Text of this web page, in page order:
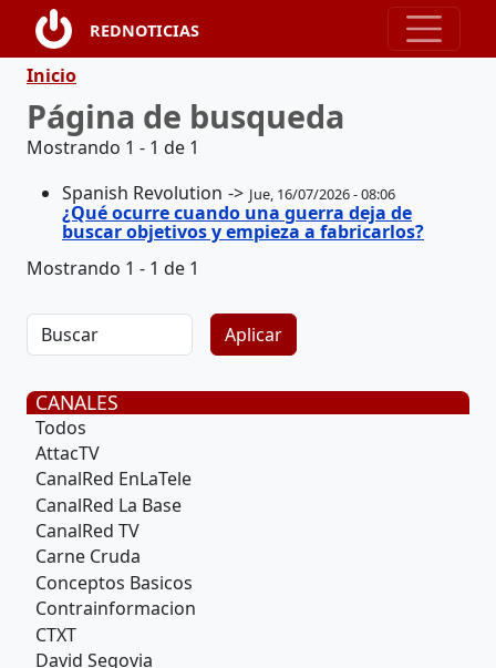
Pasar al contenido principal
REDNOTICIAS
Ruta de navegación
Inicio
Página de busqueda
Mostrando 1 - 1 de 1
Spanish Revolution
Jue, 16/07/2026 - 08:06
¿Qué ocurre cuando una guerra deja de
buscar objetivos y empieza a fabricarlos?
Mostrando 1 - 1 de 1
CANALES
Todos
AttacTV
CanalRed EnLaTele
CanalRed La Base
CanalRed TV
Carne Cruda
Conceptos Basicos
Contrainformacion
CTXT
David Segovia